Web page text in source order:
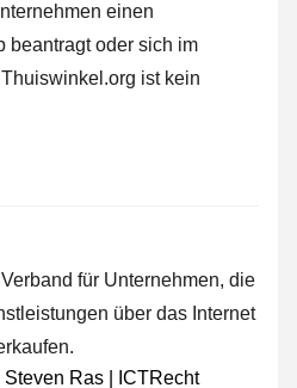
einen
beantragt oder sich im
ist kein
für Unternehmen, die
über das Internet